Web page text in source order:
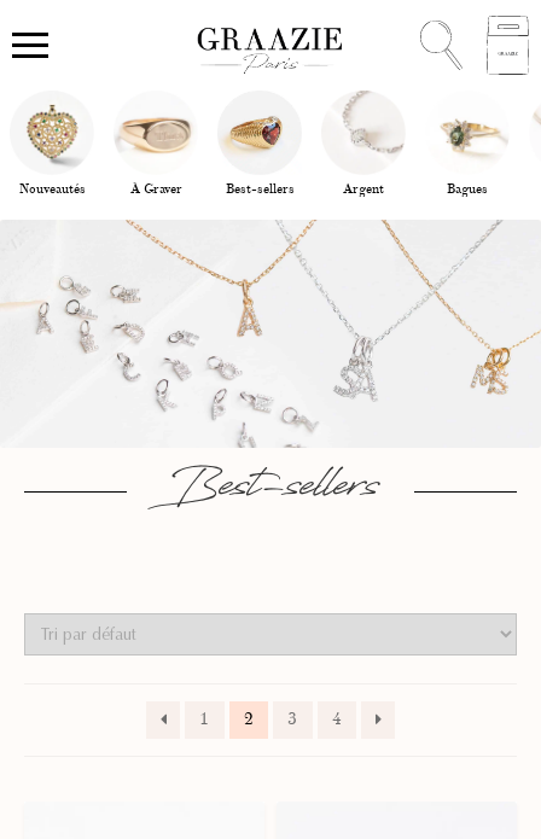
Nouveautés À Graver Best-sellers Argent Bagues
Best-sellers
1 2 3 4